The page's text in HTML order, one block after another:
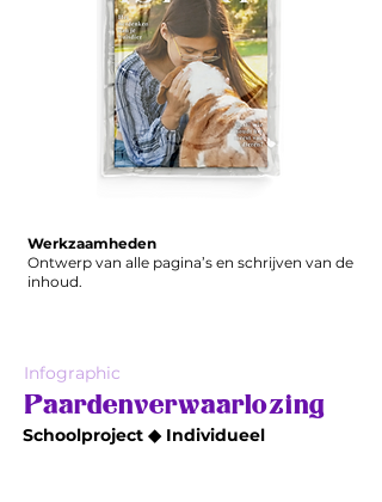
Werkzaamheden
Ontwerp van alle pagina’s en schrijven van de
inhoud.
Infographic
Paardenverwaarlozing
Schoolproject ◆ Individueel